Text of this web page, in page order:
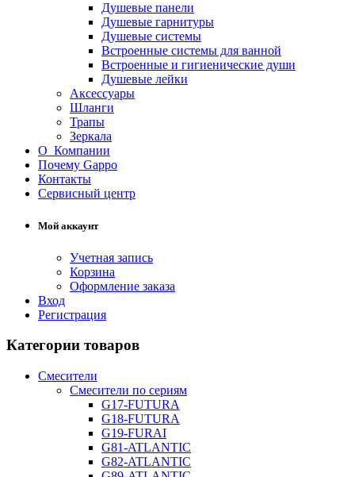
Душевые панели
Душевые гарнитуры
Душевые системы
Встроенные системы для ванной
Встроенные и гигиенические души
Душевые лейки
Аксессуары
Шланги
Трапы
Зеркала
О Компании
Почему Gappo
Контакты
Сервисный центр
Мой аккаунт
Учетная запись
Корзина
Оформление заказа
Вход
Регистрация
Категории товаров
Смесители
Смесители по сериям
G17-FUTURA
G18-FUTURA
G19-FURAI
G81-ATLANTIC
G82-ATLANTIC